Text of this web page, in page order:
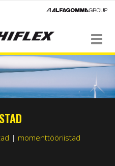
Navigation
| momenttööriistad